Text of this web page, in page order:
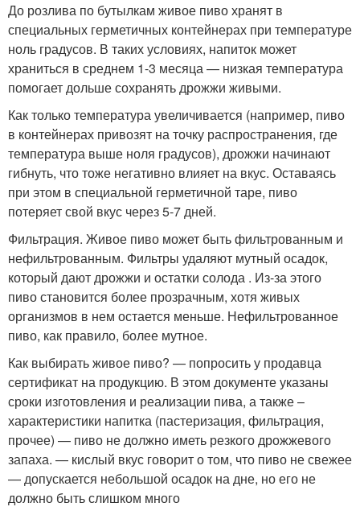
До розлива по бутылкам живое пиво хранят в
специальных герметичных контейнерах при температуре
ноль градусов. В таких условиях, напиток может
храниться в среднем 1-3 месяца — низкая температура
помогает дольше сохранять дрожжи живыми.
Как только температура увеличивается (например, пиво
в контейнерах привозят на точку распространения, где
температура выше ноля градусов), дрожжи начинают
гибнуть, что тоже негативно влияет на вкус. Оставаясь
при этом в специальной герметичной таре, пиво
потеряет свой вкус через 5-7 дней.
Фильтрация. Живое пиво может быть фильтрованным и
нефильтрованным. Фильтры удаляют мутный осадок,
который дают дрожжи и остатки солода . Из-за этого
пиво становится более прозрачным, хотя живых
организмов в нем остается меньше. Нефильтрованное
пиво, как правило, более мутное.
Как выбирать живое пиво? — попросить у продавца
сертификат на продукцию. В этом документе указаны
сроки изготовления и реализации пива, а также –
характеристики напитка (пастеризация, фильтрация,
прочее) — пиво не должно иметь резкого дрожжевого
запаха. — кислый вкус говорит о том, что пиво не свежее
— допускается небольшой осадок на дне, но его не
должно быть слишком много